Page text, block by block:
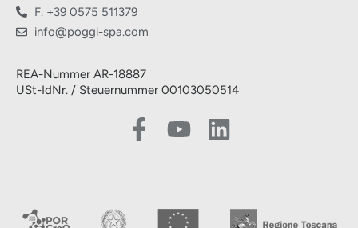
F. +39 0575 511379
info@poggi-spa.com
REA-Nummer AR-18887
USt-IdNr. / Steuernummer 00103050514